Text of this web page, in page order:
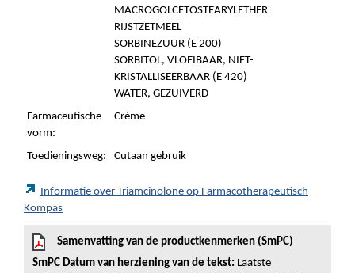
MACROGOLCETOSTEARYLETHER
RIJSTZETMEEL
SORBINEZUUR (E 200)
SORBITOL, VLOEIBAAR, NIET-
KRISTALLISEERBAAR (E 420)
WATER, GEZUIVERD
Farmaceutische
vorm:
Crème
Toedieningsweg: Cutaan gebruik
Informatie over Triamcinolone op Farmacotherapeutisch
Kompas
Samenvatting van de productkenmerken (SmPC)
SmPC Datum van herziening van de tekst: Laatste